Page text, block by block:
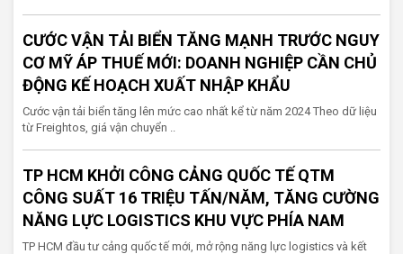
CƯỚC VẬN TẢI BIỂN TĂNG MẠNH TRƯỚC NGUY
CƠ MỸ ÁP THUẾ MỚI: DOANH NGHIỆP CẦN CHỦ
ĐỘNG KẾ HOẠCH XUẤT NHẬP KHẨU
Cước vận tải biển tăng lên mức cao nhất kể từ năm 2024 Theo dữ liệu
từ Freightos, giá vận chuyển ..
TP HCM KHỞI CÔNG CẢNG QUỐC TẾ QTM
CÔNG SUẤT 16 TRIỆU TẤN/NĂM, TĂNG CƯỜNG
NĂNG LỰC LOGISTICS KHU VỰC PHÍA NAM
TP HCM đầu tư cảng quốc tế mới, mở rộng năng lực logistics và kết